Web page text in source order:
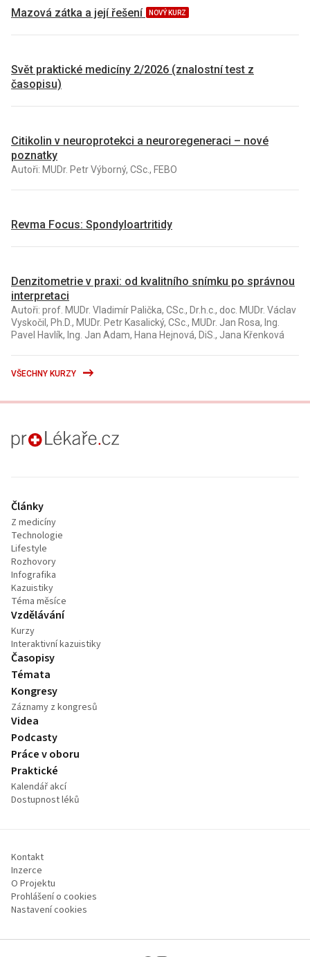
Mazová zátka a její řešení NOVÝ KURZ
Svět praktické medicíny 2/2026 (znalostní test z
časopisu)
Citikolin v neuroprotekci a neuroregeneraci – nové
poznatky
Autoři: MUDr. Petr Výborný, CSc., FEBO
Revma Focus: Spondyloartritidy
Denzitometrie v praxi: od kvalitního snímku po správnou
interpretaci
Autoři: prof. MUDr. Vladimír Palička, CSc., Dr.h.c., doc. MUDr. Václav
Vyskočil, Ph.D., MUDr. Petr Kasalický, CSc., MUDr. Jan Rosa, Ing.
Pavel Havlík, Ing. Jan Adam, Hana Hejnová, DiS., Jana Křenková
VŠECHNY KURZY
proLékaře.cz
Články
Z medicíny
Technologie
Lifestyle
Rozhovory
Infografika
Kazuistiky
Téma měsíce
Vzdělávání
Kurzy
Interaktivní kazuistiky
Časopisy
Témata
Kongresy
Záznamy z kongresů
Videa
Podcasty
Práce v oboru
Praktické
Kalendář akcí
Dostupnost léků
Kontakt
Inzerce
O Projektu
Prohlášení o cookies
Nastavení cookies